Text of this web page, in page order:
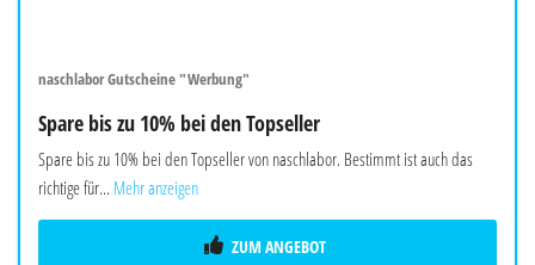
naschlabor Gutscheine "Werbung"
Spare bis zu 10% bei den Topseller
Spare bis zu 10% bei den Topseller von naschlabor. Bestimmt ist auch das
richtige für... Mehr anzeigen
ZUM ANGEBOT